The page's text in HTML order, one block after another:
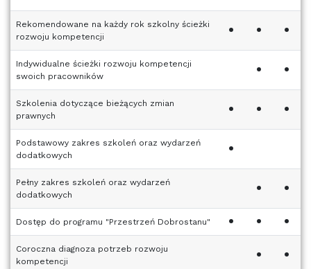
Rekomendowane na każdy rok szkolny ścieżki
rozwoju kompetencji
• • •
Indywidualne ścieżki rozwoju kompetencji
swoich pracowników
• •
Szkolenia dotyczące bieżących zmian
prawnych
• • •
Podstawowy zakres szkoleń oraz wydarzeń
dodatkowych
•
Pełny zakres szkoleń oraz wydarzeń
dodatkowych
• •
Dostęp do programu "Przestrzeń Dobrostanu" • • •
Coroczna diagnoza potrzeb rozwoju
kompetencji
• •